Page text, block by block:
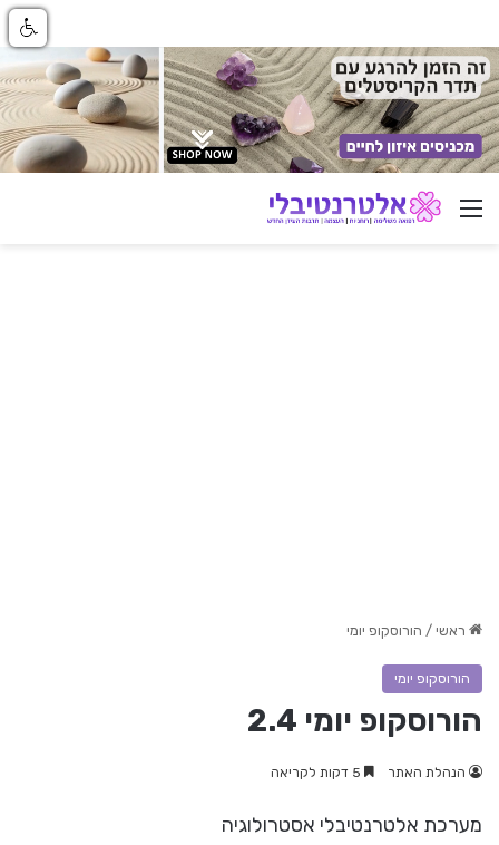
ניווט באתר
ראשי / הורוסקופ יומי
הורוסקופ יומי
הורוסקופ יומי 2.4
הנהלת האתר
מערכת אלטרנטיבלי אסטרולוגיה